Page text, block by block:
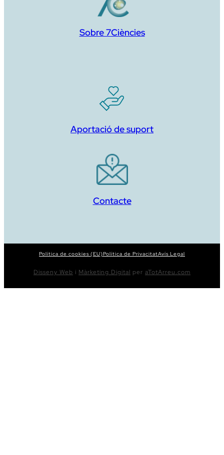
Sobre 7Ciències
Aportació de suport
Contacte
Política de cookies (EU)Política de PrivacitatAvís Legal
Disseny Web i Màrketing Digital per aTotArreu.com